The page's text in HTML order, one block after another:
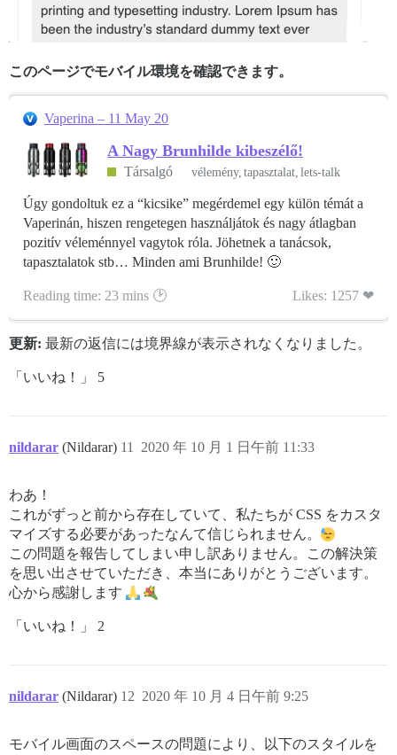
このページでモバイル環境を確認できます。
Vaperina – 11 May 20
A Nagy Brunhilde kibeszélő!
Társalgó vélemény tapasztalat lets-talk
Úgy gondoltuk ez a “kicsike” megérdemel egy külön témát a
Vaperinán, hiszen rengetegen használjátok és nagy átlagban
pozitív véleménnyel vagytok róla. Jöhetnek a tanácsok,
tapasztalatok stb… Minden ami Brunhilde! 🙂
Reading time: 23 mins 🕑 Likes: 1257 ❤
更新: 最新の返信には境界線が表示されなくなりました。
「いいね！」 5
nildarar (Nildarar) 2020 年 10 月 1 日午前 11:33
11
わあ！
これがずっと前から存在していて、私たちが CSS をカスタ
マイズする必要があったなんて信じられません。
この問題を報告してしまい申し訳ありません。この解決策
を思い出させていただき、本当にありがとうございます。
心から感謝します
「いいね！」 2
nildarar (Nildarar) 2020 年 10 月 4 日午前 9:25
12
モバイル画面のスペースの問題により、以下のスタイルを